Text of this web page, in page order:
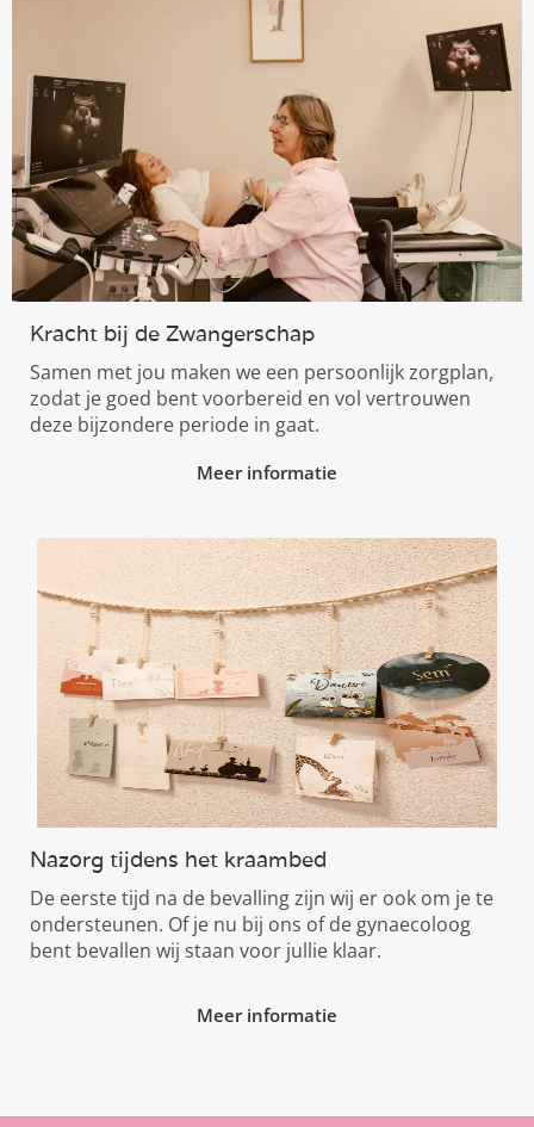
Kracht bij de Zwangerschap
Samen met jou maken we een persoonlijk zorgplan,
zodat je goed bent voorbereid en vol vertrouwen
deze bijzondere periode in gaat.
Meer informatie
Nazorg tijdens het kraambed
De eerste tijd na de bevalling zijn wij er ook om je te
ondersteunen. Of je nu bij ons of de gynaecoloog
bent bevallen wij staan voor jullie klaar.
Meer informatie